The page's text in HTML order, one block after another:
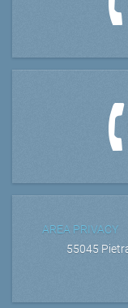
AREA PRIVACY-
55045